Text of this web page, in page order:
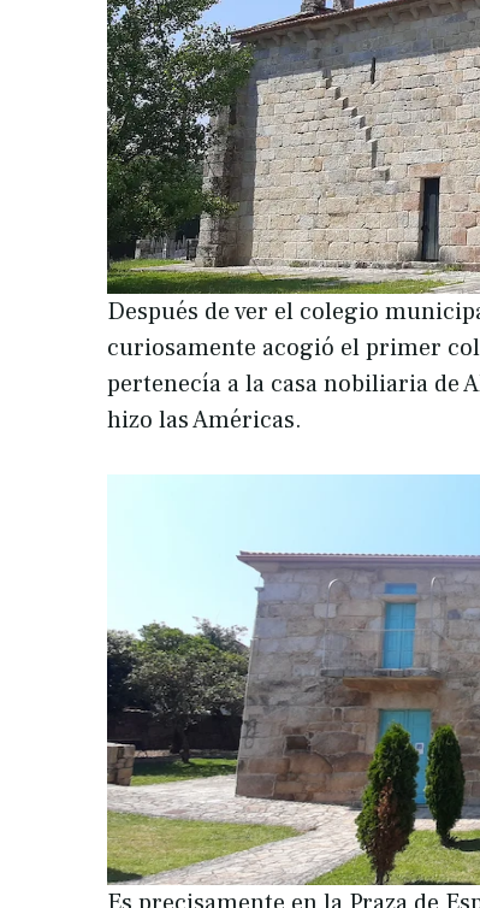
Después de ver el colegio
curiosamente acogió el primer
pertenecía a la casa nobiliaria de
hizo las Américas.